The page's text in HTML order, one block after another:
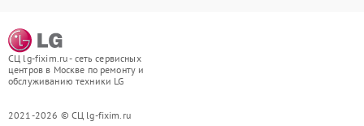
СЦ lg-fixim.ru - сеть сервисных
центров в Москве по ремонту и
обслуживанию техники LG
2021-2026 © СЦ lg-fixim.ru